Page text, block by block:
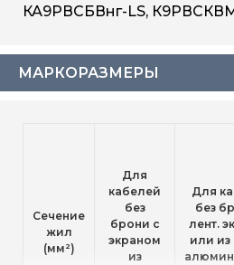
КА9РВСБВнг-LS,
МАРКОРАЗМЕРЫ
Сечение
жил
(мм²)
Для
кабелей
без
брони с
экраном
из
Для
без
лент.
или из